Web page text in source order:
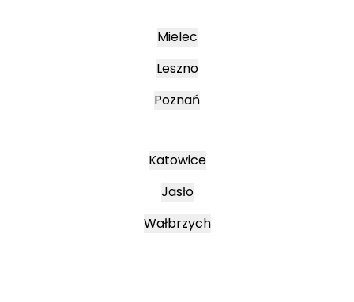
Mielec
Leszno
Poznań
Katowice
Jasło
Wałbrzych